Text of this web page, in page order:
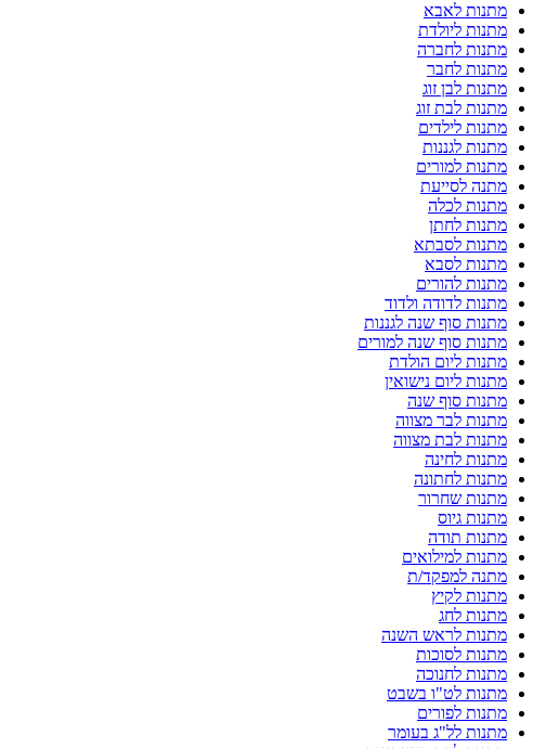
מתנות לאבא
מתנות ליולדת
מתנות לחברה
מתנות לחבר
מתנות לבן זוג
מתנות לבת זוג
מתנות לילדים
מתנות לגננות
מתנות למורים
מתנה לסייעת
מתנות לכלה
מתנות לחתן
מתנות לסבתא
מתנות לסבא
מתנות להורים
מתנות לדודה ולדוד
מתנות סוף שנה לגננות
מתנות סוף שנה למורים
מתנות ליום הולדת
מתנות ליום נישואין
מתנות סוף שנה
מתנות לבר מצווה
מתנות לבת מצווה
מתנות לחינה
מתנות לחתונה
מתנות שחרור
מתנות גיוס
מתנות תודה
מתנות למילואים
מתנה למפקד/ת
מתנות לקיץ
מתנות לחג
מתנות לראש השנה
מתנות לסוכות
מתנות לחנוכה
מתנות לט"ו בשבט
מתנות לפורים
מתנות לל"ג בעומר